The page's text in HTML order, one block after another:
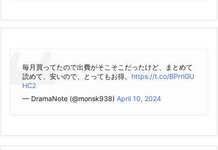
毎月買ってたので出費がそこそこだったけど、まとめて
読めて、安いので、とってもお得。 https://t.co/BPrrlGU
HC2
— DramaNote (@monsk938) April 10, 2024